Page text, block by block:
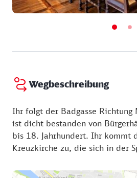
Wirtshausbesuch zu später
Wegbeschreibung
Ihr folgt der Badgasse Richtung
ist dicht bestanden von
bis 18. Jahrhundert. Ihr kommt
Kreuzkirche zu, die sich in der